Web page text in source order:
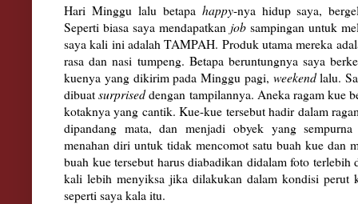
Hari Minggu lalu betapa happy-nya hidup saya,
Seperti biasa saya mendapatkan job sampingan untuk
saya kali ini adalah TAMPAH. Produk utama mereka
rasa dan nasi tumpeng. Betapa beruntungnya saya
kuenya yang dikirim pada Minggu pagi, weekendlalu.
dibuatsurpriseddengan tampilannya. Aneka ragam kue
kotaknya yang cantik. Kue-kue tersebut hadir dalam
dipandang mata, dan menjadi obyek yang
menahan diri untuk tidak mencomot satu buah kue dan
buah kue tersebut harus diabadikan didalam foto
kali lebih menyiksa jika dilakukan dalam kondisi perut
seperti saya kala itu.